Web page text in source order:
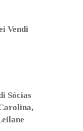
Vendi
Sócias